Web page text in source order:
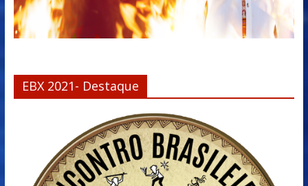
EBX 2021- Destaque